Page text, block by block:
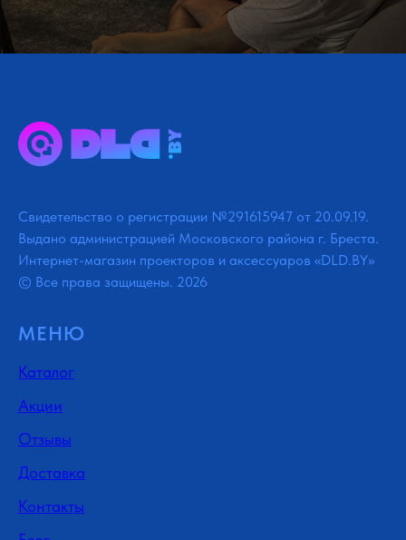
Свидетельство о регистрации №291615947 от 20.09.19.
Выдано администрацией Московского района г. Бреста.
Интернет-магазин проекторов и аксессуаров «DLD.BY»
© Все права защищены. 2026
МЕНЮ
Каталог
Акции
Отзывы
Доставка
Контакты